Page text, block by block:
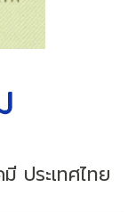
ประเทศไทย